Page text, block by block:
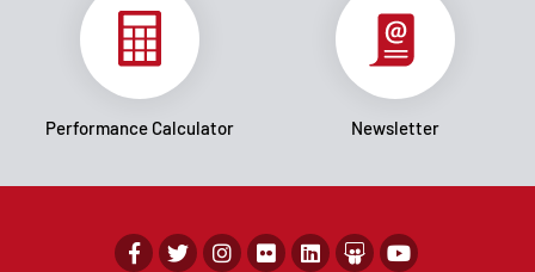
Performance Calculator Newsletter